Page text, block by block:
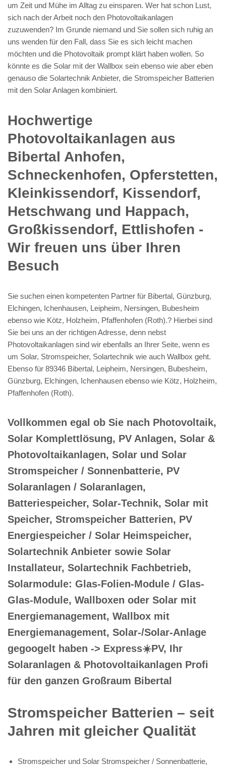
um Zeit und Mühe im Alltag zu einsparen. Wer hat schon Lust,
sich nach der Arbeit noch den Photovoltaikanlagen
zuzuwenden? Im Grunde niemand und Sie sollen sich ruhig an
uns wenden für den Fall, dass Sie es sich leicht machen
möchten und die Photovoltaik prompt klärt haben wollen. So
könnte es die Solar mit der Wallbox sein ebenso wie aber eben
genauso die Solartechnik Anbieter, die Stromspeicher Batterien
mit den Solar Anlagen kombiniert.
Hochwertige
Photovoltaikanlagen aus
Bibertal Anhofen,
Schneckenhofen, Opferstetten,
Kleinkissendorf, Kissendorf,
Hetschwang und Happach,
Großkissendorf, Ettlishofen -
Wir freuen uns über Ihren
Besuch
Sie suchen einen kompetenten Partner für Bibertal, Günzburg,
Elchingen, Ichenhausen, Leipheim, Nersingen, Bubesheim
ebenso wie Kötz, Holzheim, Pfaffenhofen (Roth).? Hierbei sind
Sie bei uns an der richtigen Adresse, denn nebst
Photovoltaikanlagen sind wir ebenfalls an Ihrer Seite, wenn es
um Solar, Stromspeicher, Solartechnik wie auch Wallbox geht.
Ebenso für 89346 Bibertal, Leipheim, Nersingen, Bubesheim,
Günzburg, Elchingen, Ichenhausen ebenso wie Kötz, Holzheim,
Pfaffenhofen (Roth).
Vollkommen egal ob Sie nach Photovoltaik,
Solar Komplettlösung, PV Anlagen, Solar &
Photovoltaikanlagen, Solar und Solar
Stromspeicher / Sonnenbatterie, PV
Solaranlagen / Solaranlagen,
Batteriespeicher, Solar-Technik, Solar mit
Speicher, Stromspeicher Batterien, PV
Energiespeicher / Solar Heimspeicher,
Solartechnik Anbieter sowie Solar
Installateur, Solartechnik Fachbetrieb,
Solarmodule: Glas-Folien-Module / Glas-
Glas-Module, Wallboxen oder Solar mit
Energiemanagement, Wallbox mit
Energiemanagement, Solar-/Solar-Anlage
gegoogelt haben -> Express☀️PV️, Ihr
Solaranlagen & Photovoltaikanlagen Profi
für den ganzen Großraum Bibertal
Stromspeicher Batterien – seit
Jahren mit gleicher Qualität
Stromspeicher und Solar Stromspeicher / Sonnenbatterie,